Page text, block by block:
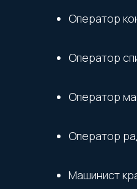
Оператор
Оператор
Оператор
Оператор
Машинист